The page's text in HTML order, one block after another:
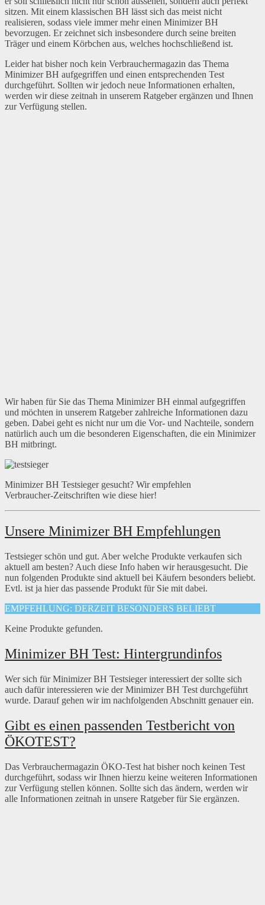
sitzen. Mit einem klassischen BH lässt sich das meist nicht
realisieren, sodass viele immer mehr einen Minimizer BH
bevorzugen. Er zeichnet sich insbesondere durch seine breiten
Träger und einem Körbchen aus, welches hochschließend ist.
Leider hat bisher noch kein Verbrauchermagazin das Thema
Minimizer BH aufgegriffen und einen entsprechenden Test
durchgeführt. Sollten wir jedoch neue Informationen erhalten,
werden wir diese zeitnah in unserem Ratgeber ergänzen und Ihnen
zur Verfügung stellen.
Wir haben für Sie das Thema Minimizer BH einmal aufgegriffen
und möchten in unserem Ratgeber zahlreiche Informationen dazu
geben. Dabei geht es nicht nur um die Vor- und Nachteile, sondern
natürlich auch um die besonderen Eigenschaften, die ein Minimizer
BH mitbringt.
Minimizer BH Testsieger gesucht? Wir empfehlen
Verbraucher-Zeitschriften wie diese hier!
Unsere Minimizer BH Empfehlungen
Testsieger schön und gut. Aber welche Produkte verkaufen sich
aktuell am besten? Auch diese Info haben wir herausgesucht. Die
nun folgenden Produkte sind aktuell bei Käufern besonders beliebt.
Evtl. ist ja hier das passende Produkt für Sie mit dabei.
EMPFEHLUNG: DERZEIT BESONDERS BELIEBT
Keine Produkte gefunden.
Minimizer BH Test: Hintergrundinfos
Wer sich für Minimizer BH Testsieger interessiert der sollte sich
auch dafür interessieren wie der Minimizer BH Test durchgeführt
wurde. Darauf gehen wir im nachfolgenden Abschnitt genauer ein.
Gibt es einen passenden Testbericht von
ÖKOTEST?
Das Verbrauchermagazin ÖKO-Test hat bisher noch keinen Test
durchgeführt, sodass wir Ihnen hierzu keine weiteren Informationen
zur Verfügung stellen können. Sollte sich das ändern, werden wir
alle Informationen zeitnah in unsere Ratgeber für Sie ergänzen.